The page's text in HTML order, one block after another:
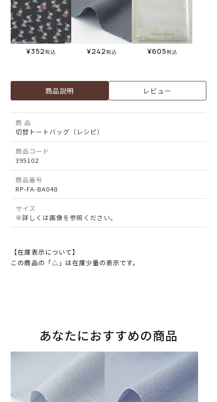
¥352税込 ¥242税込 ¥605税込
商品説明 レビュー
商 品
切替トートバッグ（レシピ）
商品コード
395102
商品番号
RP-FA-BA048
サイズ
※詳しくは画像を参照ください。
【在庫表示について】
この商品の「△」は在庫少量の表示です。
あなたにおすすめの商品